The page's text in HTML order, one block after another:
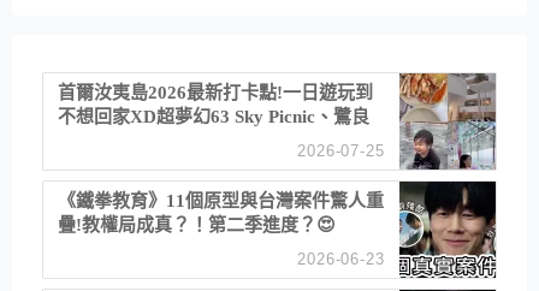
首爾汝夷島2026最新打卡點!一日遊玩到
不想回家XD超夢幻63 Sky Picnic、鷺良
津帝王蟹大餐、《淚之女王》拍攝地、漢
2026-07-25
《鐵拳教育》11個原型與台灣案件驚人重
疊!教權局成真？！第二季進度？😍
2026-06-23